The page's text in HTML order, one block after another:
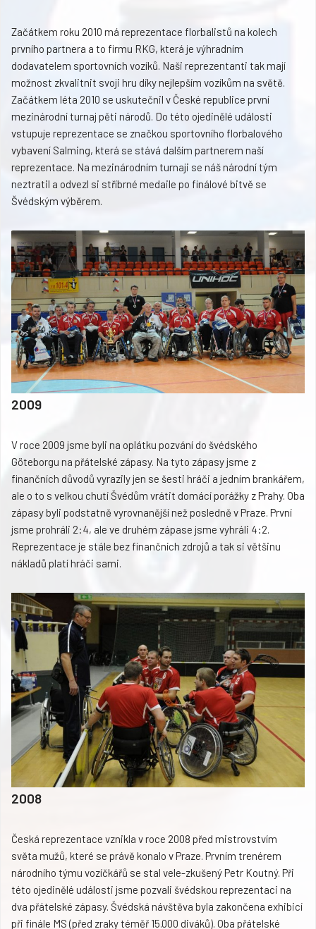
Začátkem roku 2010 má reprezentace florbalistů na kolech
prvního partnera a to firmu RKG, která je výhradním
dodavatelem sportovních vozíků. Naši reprezentanti tak mají
možnost zkvalitnit svoji hru díky nejlepším vozíkům na světě.
Začátkem léta 2010 se uskutečnil v České republice první
mezinárodní turnaj pěti národů. Do této ojedinělé události
vstupuje reprezentace se značkou sportovního florbalového
vybavení Salming, která se stává dalším partnerem naší
reprezentace. Na mezinárodním turnaji se náš národní tým
neztratil a odvezl si stříbrné medaile po finálové bitvě se
Švédským výběrem.
2009
V roce 2009 jsme byli na oplátku pozvání do švédského
Göteborgu na přátelské zápasy. Na tyto zápasy jsme z
finančních důvodů vyrazily jen se šesti hráči a jedním brankářem,
ale o to s velkou chutí Švédům vrátit domácí porážky z Prahy. Oba
zápasy byli podstatně vyrovnanější než posledně v Praze. První
jsme prohráli 2:4, ale ve druhém zápase jsme vyhráli 4:2.
Reprezentace je stále bez finančních zdrojů a tak si většinu
nákladů platí hráči sami.
2008
Česká reprezentace vznikla v roce 2008 před mistrovstvím
světa mužů, které se právě konalo v Praze. Prvním trenérem
národního týmu vozíčkářů se stal vele-zkušený Petr Koutný. Při
této ojedinělé události jsme pozvali švédskou reprezentaci na
dva přátelské zápasy. Švédská návštěva byla zakončena exhibicí
při finále MS (před zraky téměř 15.000 diváků). Oba přátelské